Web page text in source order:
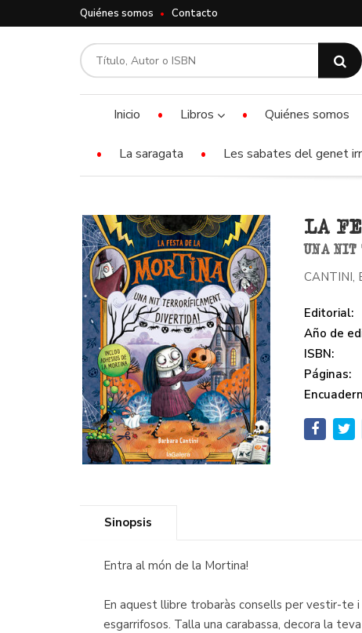
Quiénes somos Contacto
Inicio Libros Quiénes somos
La saragata Les sabates del genet
LA
UNA NIT
CANTINI,
Editorial:
Año de
ISBN:
Páginas:
Sinopsis
Entra al món de la Mortina!
En aquest llibre trobaràs consells per vestir-te
esgarrifosos. Talla una carabassa, decora la